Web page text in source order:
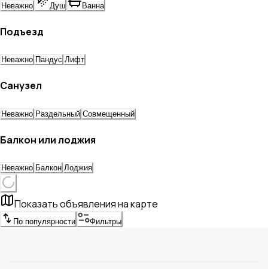
Неважно Душ Ванна
Подъезд
Неважно Пандус Лифт
Санузел
Неважно Раздельный Совмещенный
Балкон или лоджия
Неважно Балкон Лоджия
Показать объявления на карте
По популярности Фильтры